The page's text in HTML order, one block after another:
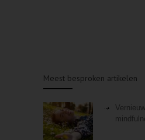
Meest besproken artikelen